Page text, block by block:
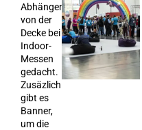
Abhängen
von der
Decke bei
Indoor-
Messen
gedacht.
Zusäzlich
gibt es
Banner,
um die